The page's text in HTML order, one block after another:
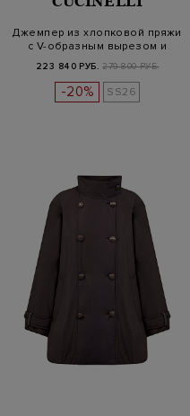
Джемпер из хлопковой пряжи
с V-образным вырезом и
223 840 РУБ. 279 800 РУБ.
-20% SS26